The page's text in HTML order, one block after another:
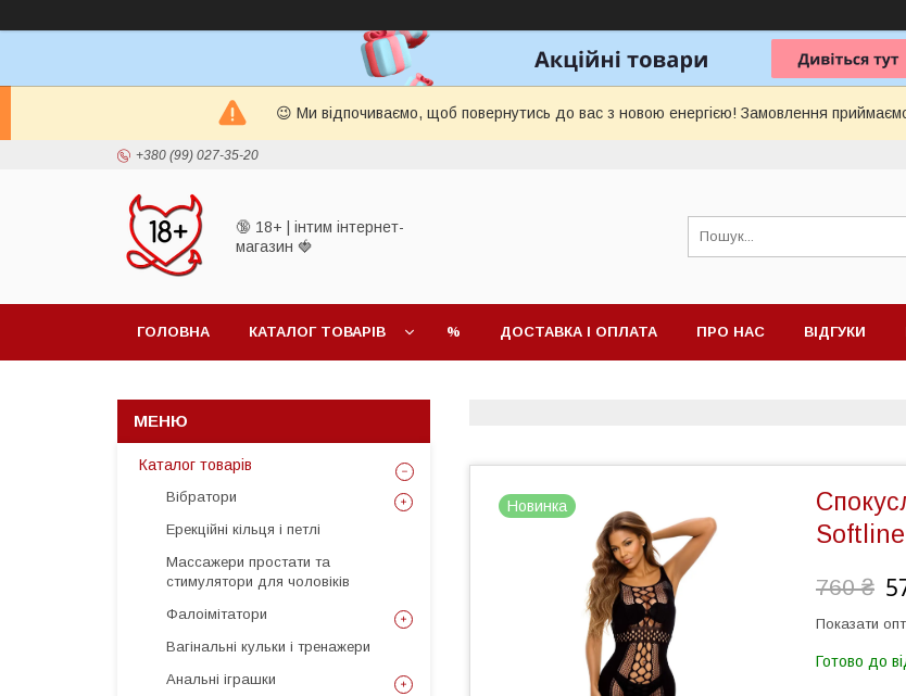
😉 Ми відпочиваємо, щоб повернутись до вас з новою енергією! Замовлення
+380 (99) 027-35-20
🔞 18+ | інтим інтернет-
магазин 🍓
ГОЛОВНА КАТАЛОГ ТОВАРІВ % ДОСТАВКА І ОПЛАТА ПРО НАС ВІДГУКИ
Новинка
760 ₴
Показати
Готово до
Каталог товарів
Вібратори
Ерекційні кільця і петлі
Массажери простати та
стимулятори для чоловіків
Фалоімітатори
Вагінальні кульки і тренажери
Анальні іграшки